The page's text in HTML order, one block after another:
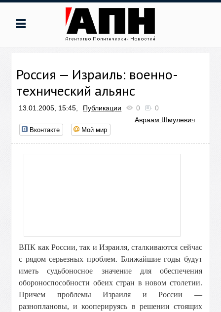
Россия — Израиль: военно-
технический альянс
13.01.2005, 15:45, Публикации 0
0
Авраам Шмулевич
Вконтакте Мой мир
ВПК как России, так и Израиля, сталкиваются сейчас
с рядом серьезных проблем. Ближайшие годы будут
иметь судьбоносное значение для обеспечения
обороноспособности обеих стран в новом столетии.
Причем проблемы Израиля и России —
разноплановы, и кооперируясь в решении стоящих